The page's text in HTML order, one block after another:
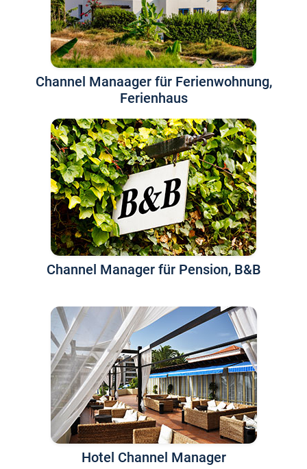
Channel Manaager für Ferienwohnung,
Ferienhaus
Channel Manager für Pension, B&B
Hotel Channel Manager